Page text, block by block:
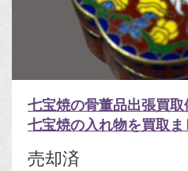
七宝焼の骨董品出張買
七宝焼の入れ物を買取ま
売却済